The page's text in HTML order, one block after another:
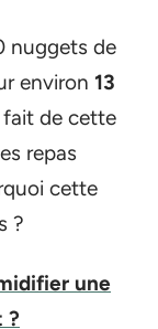
nuggets de
environ 13
de cette
repas
cette
?
une
?